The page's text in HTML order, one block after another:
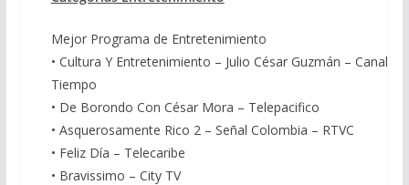
Mejor Programa de Entretenimiento
• Cultura Y Entretenimiento – Julio César Guzmán – Canal El
Tiempo
• De Borondo Con César Mora – Telepacifico
• Asquerosamente Rico 2 – Señal Colombia – RTVC
• Feliz Día – Telecaribe
• Bravissimo – City TV